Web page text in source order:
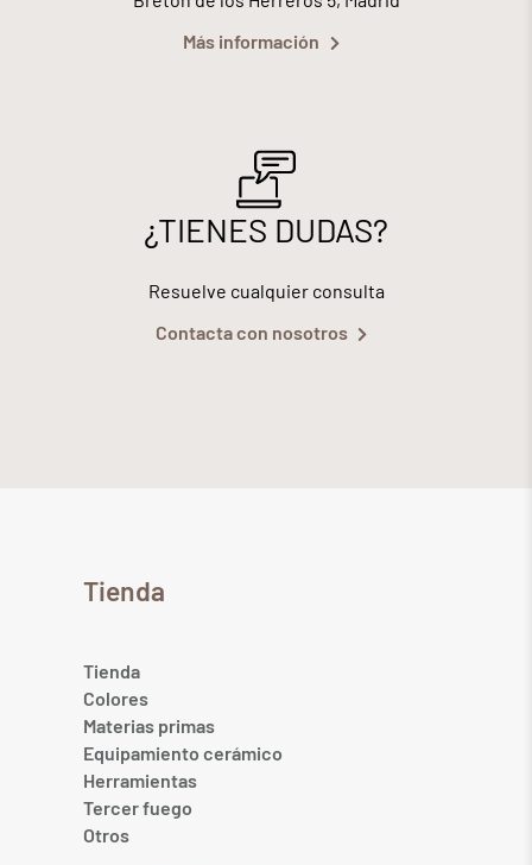
Más información
¿TIENES DUDAS?
Resuelve cualquier consulta
Contacta con nosotros
Tienda
Tienda
Colores
Materias primas
Equipamiento cerámico
Herramientas
Tercer fuego
Otros